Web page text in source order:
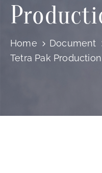
Регистри
дивљих
депонија
Home
Document
Tetra Pak